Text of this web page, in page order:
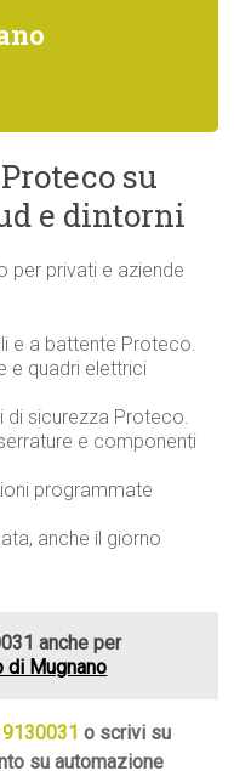
su
e dintorni
per privati e aziende
e a battente Proteco.
e quadri elettrici
di sicurezza Proteco.
e componenti
programmate
anche il giorno
anche per
di Mugnano
o scrivi su
su automazione